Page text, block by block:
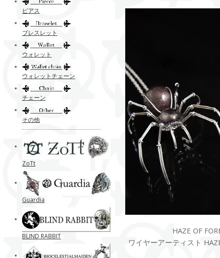
HAZE OF
ワイヤーアーティスト
ピアス
ブレスレット
ウォレット
ウォレットチェーン
チェーン
その他
ZoTt
Guardia
BLIND RABBIT